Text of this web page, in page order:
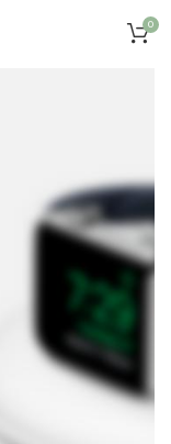
0